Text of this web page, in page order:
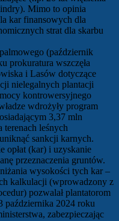
Mimo to opinia
kar finansowych dla
strat dla skarbu
(październik
prokuratura wszczęła
i Lasów dotyczące
nielegalnych plantacji
kontrowersyjnego
wdrożyły program
3,37 mln
leśnych
sankcji karnych.
opłat (kar) i uzyskanie
przeznaczenia gruntów.
wysokości tych kar –
kalkulacji (wprowadzony z
pozwalał plantatorom
października 2024 roku
zabezpieczając